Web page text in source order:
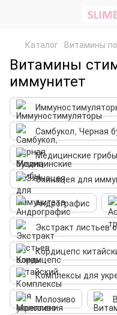
Каталог Витамины
Витамины
иммунитет
Самбукол, Черная
Медицинские грибы
Эхинацея для
Андрографис
Экстракт листьев
Кордицепс
Комплексы для
Молозиво